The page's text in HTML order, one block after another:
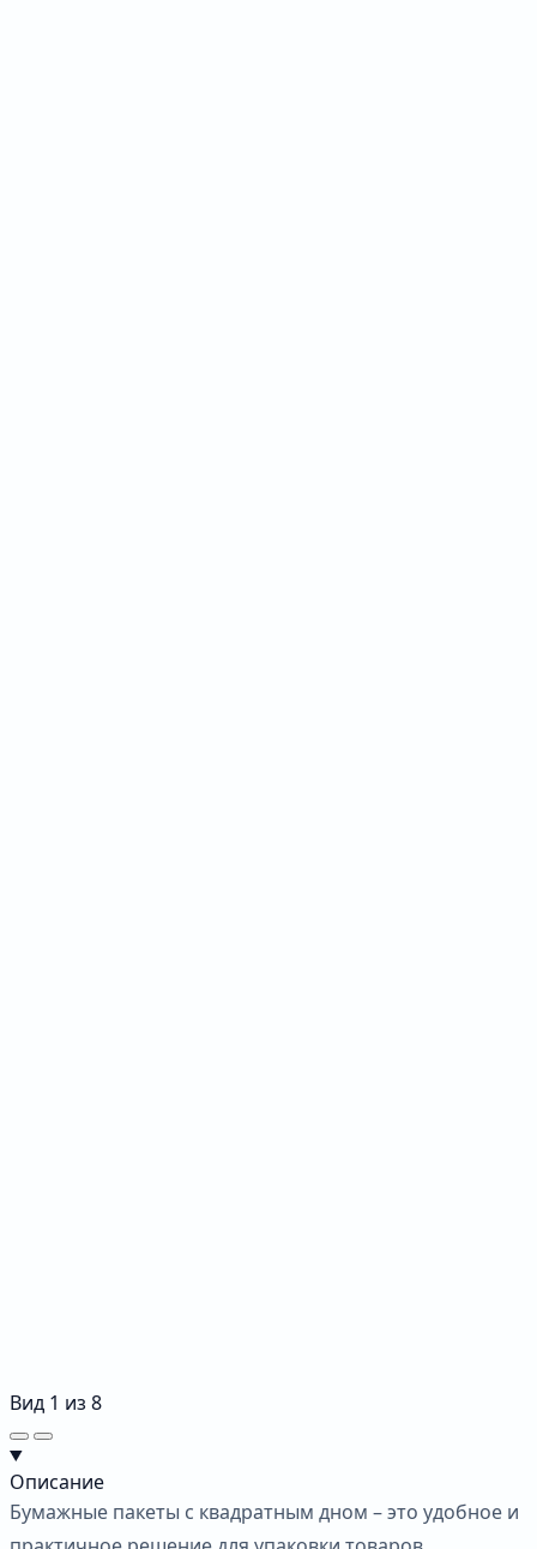
Вид 1 из 8
Описание
Бумажные пакеты с квадратным дном – это удобное и